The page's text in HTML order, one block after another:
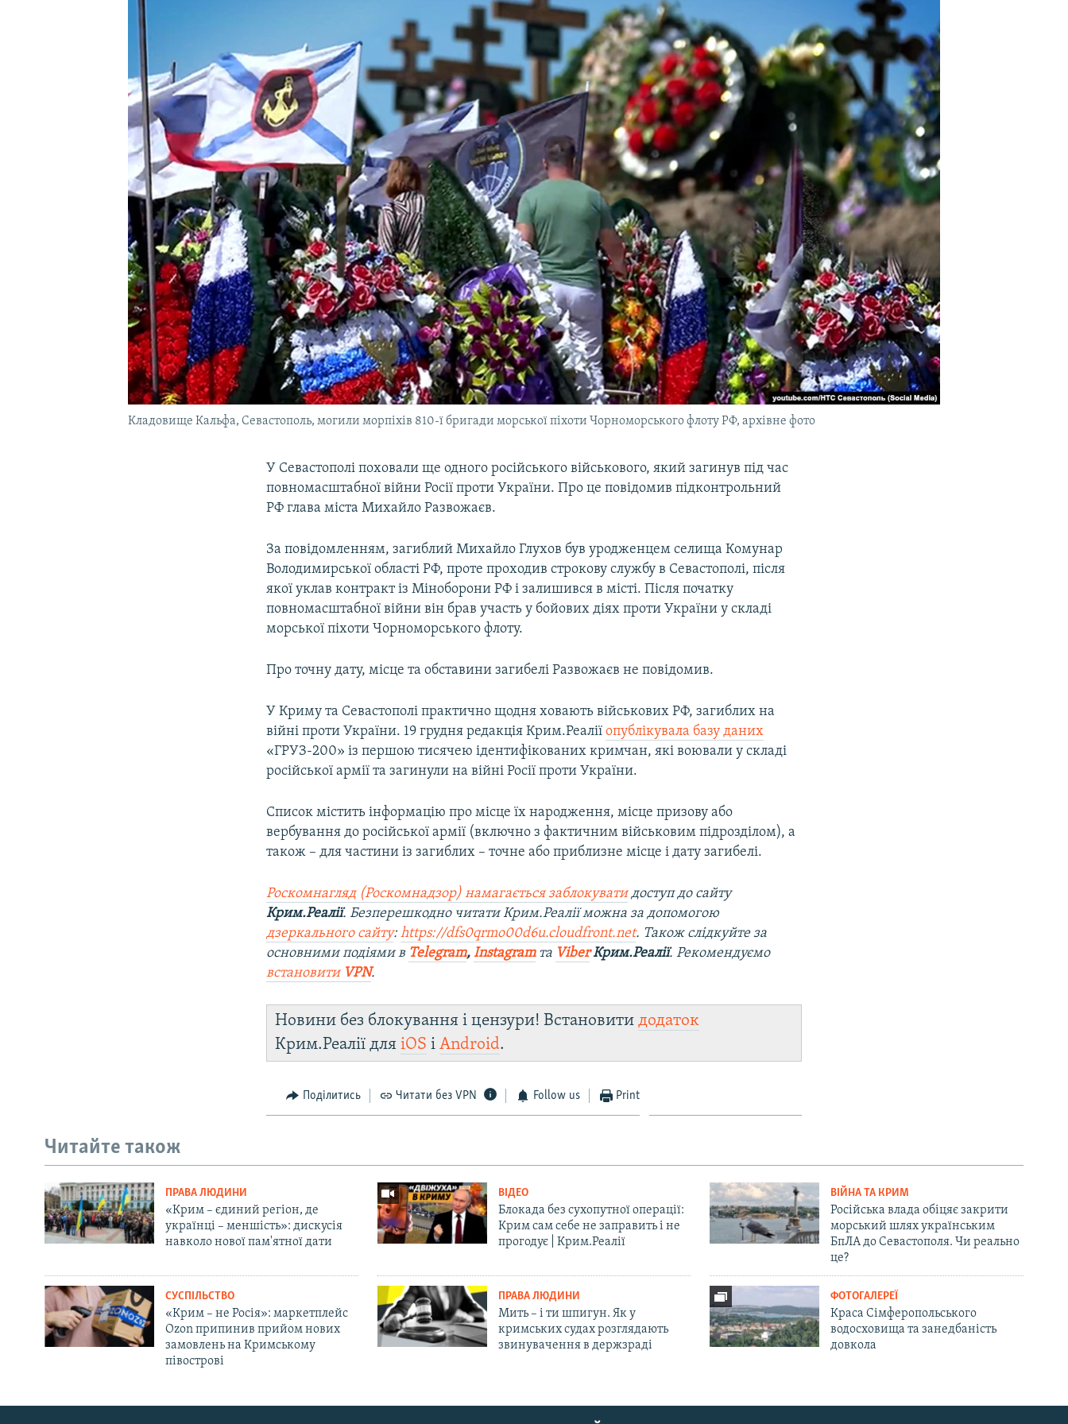
УКРАЇНСЬКА ПРОБЛЕМА КРИМУ
Русский
Кладовище Кальфа, Севастополь, могили морпіхів 810-ї бригади морської піхоти Чорноморського флоту РФ, архівне фото
У Севастополі поховали ще одного російського військового, який загинув під час
повномасштабної війни Росії проти України. Про це повідомив підконтрольний
РФ глава міста Михайло Развожаєв.
За повідомленням, загиблий Михайло Глухов був уродженцем селища Комунар
Володимирської області РФ, проте проходив строкову службу в Севастополі, після
якої уклав контракт із Міноборони РФ і залишився в місті. Після початку
повномасштабної війни він брав участь у бойових діях проти України у складі
морської піхоти Чорноморського флоту.
Про точну дату, місце та обставини загибелі Развожаєв не повідомив.
У Криму та Севастополі практично щодня ховають військових РФ, загиблих на
війні проти України. 19 грудня редакція Крим.Реаліїопублікувала базу даних
«ГРУЗ-200» із першою тисячею ідентифікованих кримчан, які воювали у складі
російської армії та загинули на війні Росії проти України.
Список містить інформацію про місце їх народження, місце призову або
вербування до російської армії (включно з фактичним військовим підрозділом), а
також – для частини із загиблих – точне або приблизне місце і дату загибелі.
Роскомнагляд (Роскомнадзор) намагається заблокуватидоступ до сайту
Крим.Реалії. Безперешкодно читати Крим.Реалії можна за допомогою
дзеркального сайту:https://dfs0qrmo00d6u.cloudfront.net. Також слідкуйте за
основними подіями в Telegram,Instagramта ViberКрим.Реалії. Рекомендуємо
встановити VPN.
Новини без блокування і цензури! Встановитидодаток
Крим.Реалії дляiOS іAndroid.
Поділитись Читати без VPN Follow us Print
Читайте також
ПРАВА ЛЮДИНИ
«Крим – єдиний регіон, де
українці – меншість»: дискусія
навколо нової пам'ятної дати
ВІДЕО
Блокада без сухопутної операції:
Крим сам себе не заправить і не
прогодує | Крим.Реалії
ВІЙНА ТА КРИМ
Російська влада обіцяє закрити
морський шлях українським
БпЛА до Севастополя. Чи реально
це?
СУСПІЛЬСТВО
«Крим – не Росія»: маркетплейс
Ozon припинив прийом нових
замовлень на Кримському
півострові
ПРАВА ЛЮДИНИ
Мить – і ти шпигун. Як у
кримських судах розглядають
звинувачення в держзраді
ФОТОГАЛЕРЕЇ
Краса Сімферопольського
водосховища та занедбаність
довкола